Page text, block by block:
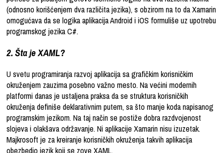
(odnosno korišćenjem dva različita jezika), s obzirom na to da Xamarin
omogućava da se logika aplikacija Android i iOS formuliše uz upotrebu
programskog jezika C#.
2. Šta je XAML?
U svetu programiranja razvoj aplikacija sa grafičkim korisničkim
okruženjem zauzima posebno važno mesto. Na većini modernih
platformi danas je ustaljena praksa da se struktura korisničkih
okruženja definiše deklarativnim putem, sa što manje koda napisanog
programskim jezikom. Na taj način se postiže dobra razdvojenost
slojeva i olakšava održavanje. Ni aplikacije Xamarin nisu izuzetak.
Majkrosoft je za kreiranje korisničkih okruženja takvih aplikacija
obezbedio jezik koji se zove XAML.